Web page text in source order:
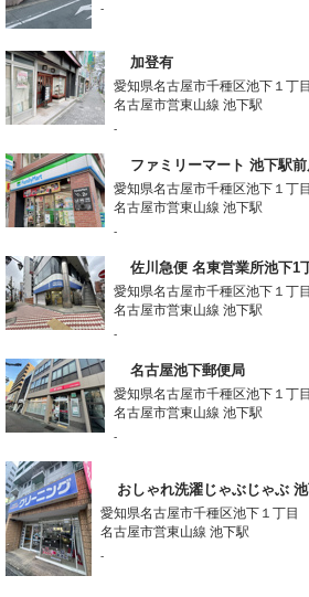
-
加登有
愛知県名古屋市千種区池下１丁目
名古屋市営東山線 池下駅
-
ファミリーマート 池下駅
愛知県名古屋市千種区池下１丁目
名古屋市営東山線 池下駅
-
佐川急便 名東営業所池下1
愛知県名古屋市千種区池下１丁目
名古屋市営東山線 池下駅
-
名古屋池下郵便局
愛知県名古屋市千種区池下１丁目
名古屋市営東山線 池下駅
-
おしゃれ洗濯じゃぶじゃぶ
愛知県名古屋市千種区池下１丁目
名古屋市営東山線 池下駅
-